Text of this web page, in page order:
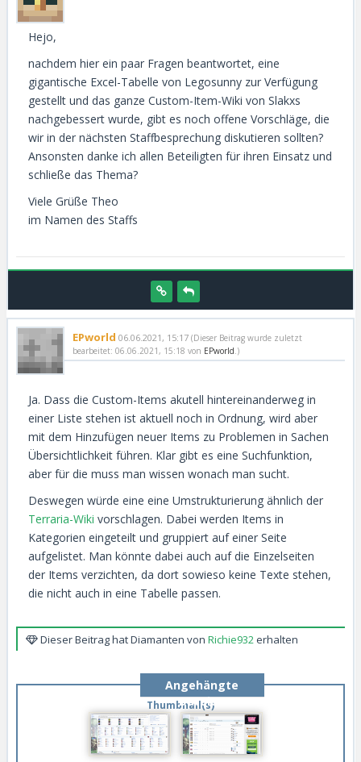
Hejo,
nachdem hier ein paar Fragen beantwortet, eine
gigantische Excel-Tabelle von Legosunny zur Verfügung
gestellt und das ganze Custom-Item-Wiki von Slakxs
nachgebessert wurde, gibt es noch offene Vorschläge, die
wir in der nächsten Staffbesprechung diskutieren sollten?
Ansonsten danke ich allen Beteiligten für ihren Einsatz und
schließe das Thema?
Viele Grüße Theo
im Namen des Staffs
EPworld 06.06.2021, 15:17 (Dieser Beitrag wurde zuletzt
bearbeitet: 06.06.2021, 15:18 von EPworld .)
Ja. Dass die Custom-Items akutell hintereinanderweg in
einer Liste stehen ist aktuell noch in Ordnung, wird aber
mit dem Hinzufügen neuer Items zu Problemen in Sachen
Übersichtlichkeit führen. Klar gibt es eine Suchfunktion,
aber für die muss man wissen wonach man sucht.
Deswegen würde eine eine Umstrukturierung ähnlich der
Terraria-Wiki vorschlagen. Dabei werden Items in
Kategorien eingeteilt und gruppiert auf einer Seite
aufgelistet. Man könnte dabei auch auf die Einzelseiten
der Items verzichten, da dort sowieso keine Texte stehen,
die nicht auch in eine Tabelle passen.
Dieser Beitrag hat Diamanten von Richie932erhalten
Angehängte
Dateien
Thumbnail(s)